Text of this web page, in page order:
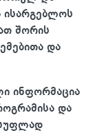
ისარგებლოს
შორის
და
ინფორმაცია
და